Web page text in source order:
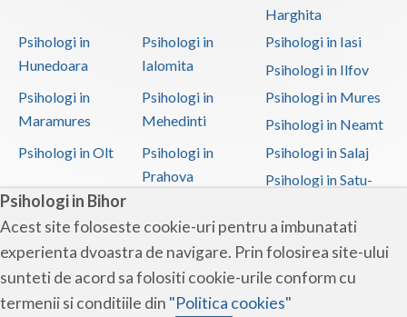
Psihologi in Bihor
Acest site foloseste cookie-uri pentru a imbunatati
experienta dvoastra de navigare. Prin folosirea site-ului
sunteti de acord sa folositi cookie-urile conform cu
termenii si conditiile din "Politica cookies"
Harghita
Psihologi in
Hunedoara
Psihologi in
Ialomita
Psihologi in Iasi
Psihologi in Ilfov
Psihologi in
Maramures
Psihologi in
Mehedinti
Psihologi in Mures
Psihologi in Neamt
Psihologi in Olt
Psihologi in
Prahova
Psihologi in Salaj
Psihologi in Satu-
Psihologi in Sibiu
Psihologi in
Suceava
Psihologi in
Teleorman
Psihologi in Timis
Psihologi in Tulcea Psihologi in Valcea
Psihologi in Vaslui
Psihologi in